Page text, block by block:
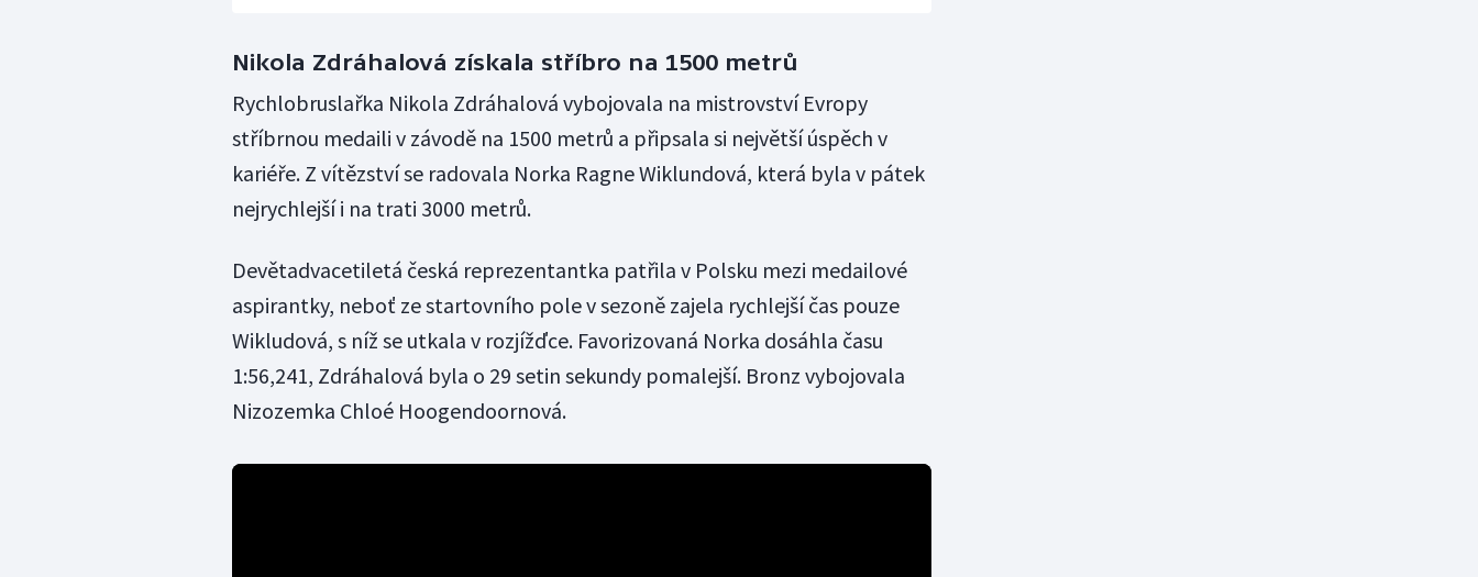
Nikola Zdráhalová získala stříbro na 1500 metrů
Rychlobruslařka Nikola Zdráhalová vybojovala na mistrovství Evropy
stříbrnou medaili v závodě na 1500 metrů a připsala si největší úspěch v
kariéře. Z vítězství se radovala Norka Ragne Wiklundová, která byla v pátek
nejrychlejší i na trati 3000 metrů.
Devětadvacetiletá česká reprezentantka patřila v Polsku mezi medailové
aspirantky, neboť ze startovního pole v sezoně zajela rychlejší čas pouze
Wikludová, s níž se utkala v rozjížďce. Favorizovaná Norka dosáhla času
1:56,241, Zdráhalová byla o 29 setin sekundy pomalejší. Bronz vybojovala
Nizozemka Chloé Hoogendoornová.